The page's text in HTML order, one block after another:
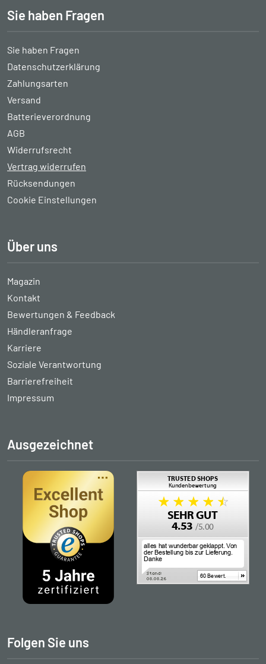
Sie haben Fragen
Sie haben Fragen
Datenschutzerklärung
Zahlungsarten
Versand
Batterieverordnung
AGB
Widerrufsrecht
Vertrag widerrufen
Rücksendungen
Cookie Einstellungen
Über uns
Magazin
Kontakt
Bewertungen & Feedback
Händleranfrage
Karriere
Soziale Verantwortung
Barrierefreiheit
Impressum
Ausgezeichnet
Folgen Sie uns